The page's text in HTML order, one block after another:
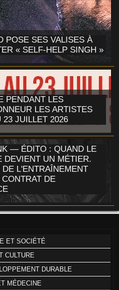
POSE SES VALISES À
« SELF-HELP SINGH »
PENDANT LES
LES ARTISTES
23 JUILLET 2026
— ÉDITO : QUAND LE
DEVIENT UN MÉTIER.
L'ENTRAÎNEMENT
DE
ET SOCIÉTÉ
CULTURE
DURABLE
MÉDECINE